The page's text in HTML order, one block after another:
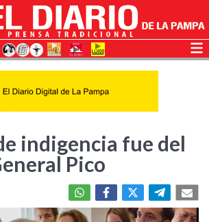
indigencia fue del
Pico